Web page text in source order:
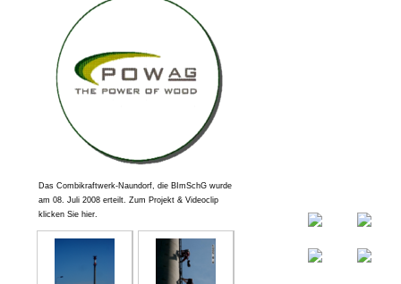
Das Combikraftwerk-Naundorf, die BImSchG wurde
am 08. Juli 2008 erteilt. Zum Projekt & Videoclip
klicken Sie hier.